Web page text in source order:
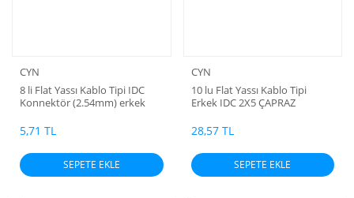
CYN
8 li Flat Yassı Kablo Tipi IDC
Konnektör (2.54mm) erkek
5,71 TL
SEPETE EKLE
CYN
10 lu Flat Yassı Kablo Tipi
Erkek IDC 2X5 ÇAPRAZ
28,57 TL
SEPETE EKLE